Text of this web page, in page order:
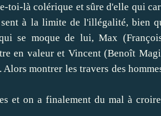
toi-là colérique et sûre d'elle qui
à la limite de l'illégalité, bien
se moque de lui, Max
en valeur et Vincent (Benoît
montrer les travers des
et on a finalement du mal à